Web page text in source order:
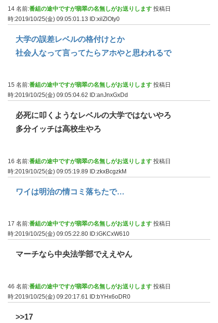
14 名前:番組の途中ですが翡翠の名無しがお送りします 投稿日
時:2019/10/25(金) 09:05:01.13 ID:xilZlOty0
大学の誤差レベルの格付けとか
社会人なって言ってたらアホやと思われるで
15 名前:番組の途中ですが翡翠の名無しがお送りします 投稿日
時:2019/10/25(金) 09:05:04.62
ID:anJnxGxDd
必死に叩くようなレベルの大学ではないやろ
多分イッチは高校生やろ
16 名前:番組の途中ですが翡翠の名無しがお送りします 投稿日
時:2019/10/25(金) 09:05:19.89 ID:zkxBcgzkM
ワイは明治の情コミ落ちたで…
17 名前:番組の途中ですが翡翠の名無しがお送りします 投稿日
時:2019/10/25(金) 09:05:22.80 ID:iGKCxW610
マーチなら中央法学部でええやん
46 名前:番組の途中ですが翡翠の名無しがお送りします 投稿日
時:2019/10/25(金) 09:20:17.61
ID:bYHx6oDR0
>>17